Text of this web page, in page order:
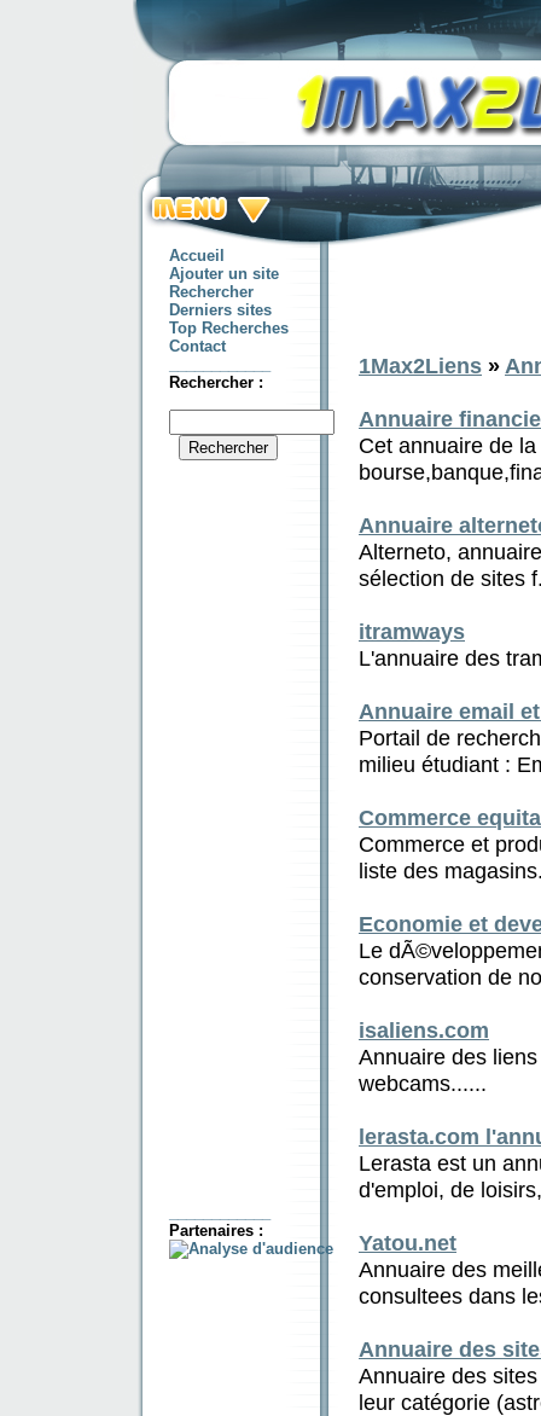
Accueil
Ajouter un site
Rechercher
Derniers sites
Top Recherches
Contact
Rechercher :
Partenaires :
1Max2Liens »
Annuaire
Cet annuaire de
Annuaire
Alterneto,
sélection de sites
itramways
L'annuaire des
Annuaire email
Portail de
milieu étudiant :
Commerce
Commerce et
liste des
Economie et
Le
conservation de
isaliens.com
Annuaire des
webcams......
lerasta.com
Lerasta est un
d'emploi, de
Yatou.net
Annuaire des
consultees dans
Annuaire des
Annuaire des
leur catégorie